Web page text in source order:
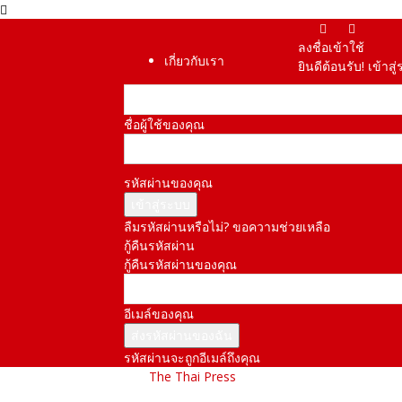
เกี่ยวกับเรา
ลงชื่อเข้าใช้
ยินดีต้อนรับ! เข้า
ชื่อผู้ใช้ของคุณ
รหัสผ่านของคุณ
ลืมรหัสผ่านหรือไม่? ขอความช่วยเหลือ
กู้คืนรหัสผ่าน
กู้คืนรหัสผ่านของคุณ
อีเมล์ของคุณ
รหัสผ่านจะถูกอีเมล์ถึงคุณ
The Thai Press